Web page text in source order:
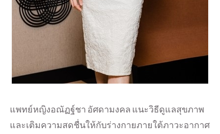
แพทย์หญิงอณัฏฐ์ชา อัศดามงคล แนะวิธีดูแลสุขภาพ
และเติมความสดชื่นให้กับร่างกายภายใต้ภาวะอากาศ